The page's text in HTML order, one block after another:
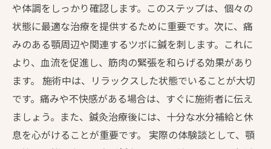
や体調をしっかり確認します。このステップは、個々の
状態に最適な治療を提供するために重要です。次に、痛
みのある顎周辺や関連するツボに鍼を刺します。これに
より、血流を促進し、筋肉の緊張を和らげる効果があり
ます。 施術中は、リラックスした状態でいることが大切
です。痛みや不快感がある場合は、すぐに施術者に伝え
ましょう。また、鍼灸治療後には、十分な水分補給と休
息を心がけることが重要です。 実際の体験談として、顎